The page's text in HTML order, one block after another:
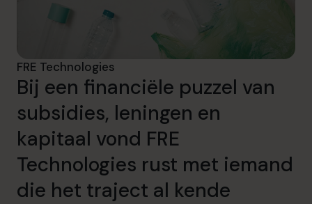
FRE Technologies
Bij een financiële puzzel van
subsidies, leningen en
kapitaal vond FRE
Technologies rust met iemand
die het traject al kende